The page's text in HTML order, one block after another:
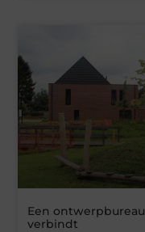
Een
verbindt